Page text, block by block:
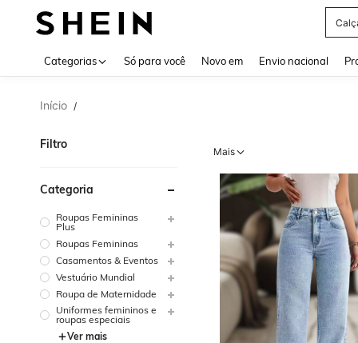
Categorias Só para você Novo em Envio nacional
Início /
Filtro
Categoria
Roupas Femininas
Plus
Roupas Femininas
Casamentos & Eventos
Vestuário Mundial
Roupa de Maternidade
Uniformes femininos e
roupas especiais
Ver mais
Mais